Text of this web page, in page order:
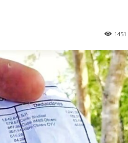
1451